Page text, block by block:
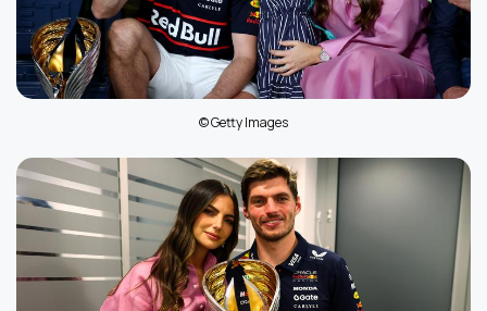
© Getty Images